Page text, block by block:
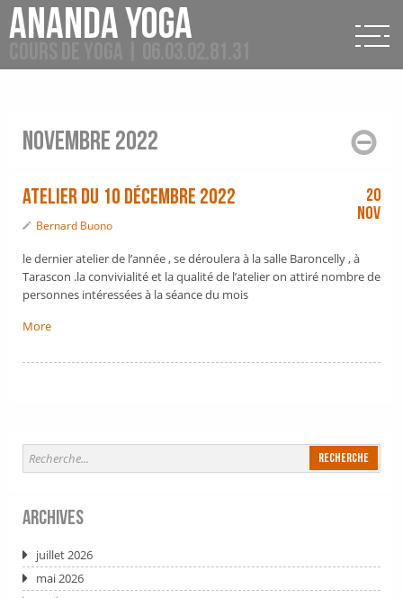
Ananda Yoga
novembre 2022
atelier du 10 décembre 2022
Bernard Buono
20
Nov
le dernier atelier de l’année , se déroulera à la salle Baroncelly , à
Tarascon .la convivialité et la qualité de l’atelier on attiré nombre de
personnes intéressées à la séance du mois
More
Archives
juillet 2026
mai 2026